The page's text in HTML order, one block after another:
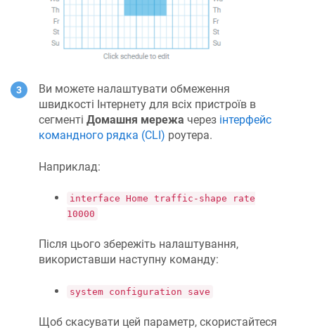
Ви можете налаштувати обмеження
швидкості Інтернету для всіх пристроїв в
сегменті Домашня мережа через інтерфейс
командного рядка (CLI) роутера.
Наприклад:
interface Home traffic-shape rate
10000
Після цього збережіть налаштування,
використавши наступну команду:
system configuration save
Щоб скасувати цей параметр, скористайтеся